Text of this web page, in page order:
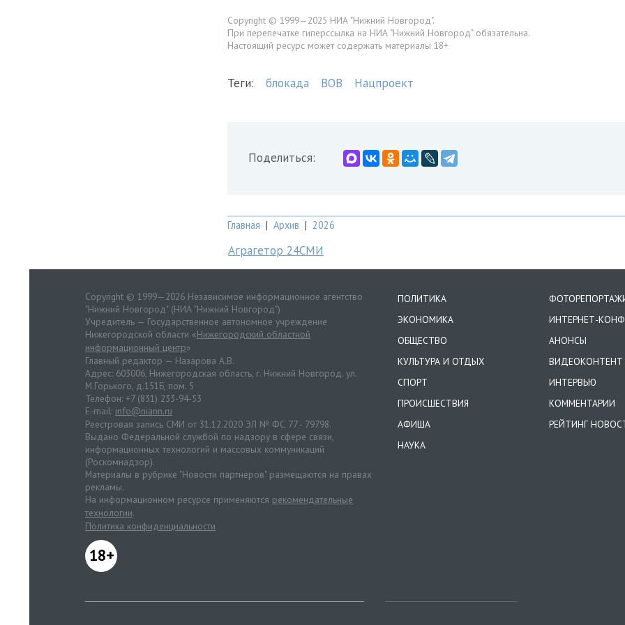
Copyright © 1999—2025 НИА "Нижний Новгород".
При перепечатке гиперссылка на НИА "Нижний Новгород" обязательна.
Настоящий ресурс может содержать материалы 18+
Теги: блокада ВОВ Нацпроект
Поделиться:
Главная | Архив | 2026
Аграгетор 24СМИ
Copyright © 1999—2026 Независимое информационное агентство
"Нижний Новгород" (НИА "Нижний Новгород")
Учредитель — Государственное автономное учреждение
Нижегородской области «Нижегородский областной
информационный центр»
Главный редактор — Назарова А.В.
Адрес: 603006, Нижегородская область, г. Нижний Новгород. ул.
М.Горького, д.151Б, пом. 5
Телефон: +7 (831) 233-94-53
E-mail: info@niann.ru
Реестровая запись СМИ от 31.12.2020 ЭЛ № ФС 77 - 79798.
Выдано Федеральной службой по надзору в сфере связи,
информационных технологий и массовых коммуникаций
(Роскомнадзор).
Материалы в рубрике "Новости партнеров" размещаются на правах
рекламы.
На информационном ресурсе применяются рекомендательные
технологии.
Политика конфиденциальности
18+
ПОЛИТИКА
ЭКОНОМИКА
ОБЩЕСТВО
КУЛЬТУРА И ОТДЫХ
СПОРТ
ПРОИСШЕСТВИЯ
АФИША
НАУКА
ИНТЕРНЕТ-
АНОНСЫ
ВИДЕОКОНТЕНТ
ИНТЕРВЬЮ
КОММЕНТАРИИ
РЕЙТИНГ